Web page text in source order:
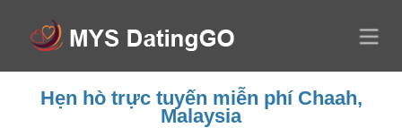
Hẹn hò trực tuyến miễn phí Chaah,
Malaysia